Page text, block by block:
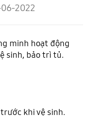
2022
minh hoạt động
sinh, bảo trì tủ.
khi vệ sinh.